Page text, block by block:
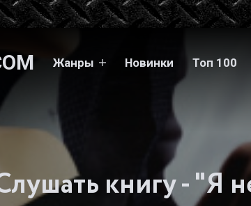
Жанры Новинки Топ 100
книгу - "Я